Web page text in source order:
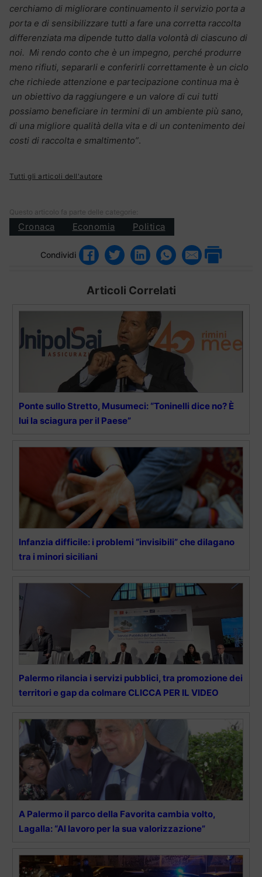
cerchiamo di migliorare continuamento il servizio porta a
porta e di sensibilizzare tutti a fare una corretta raccolta
differenziata ma dipende tutto dalla volontà di ciascuno di
noi. Mi rendo conto che è un impegno, perché produrre
meno rifiuti, separarli e conferirli correttamente è un ciclo
che richiede attenzione e partecipazione continua ma è
un obiettivo da raggiungere e un valore di cui tutti
possiamo beneficiare in termini di un ambiente più sano,
di una migliore qualità della vita e di un contenimento dei
costi di raccolta e smaltimento”.
Tutti gli articoli dell'autore
Questo articolo fa parte delle categorie:
Cronaca Economia Politica
Condividi
Articoli Correlati
Ponte sullo Stretto, Musumeci: “Toninelli dice no? È
lui la sciagura per il Paese”
Infanzia difficile: i problemi “invisibili” che dilagano
tra i minori siciliani
Palermo rilancia i servizi pubblici, tra promozione dei
territori e gap da colmare CLICCA PER IL VIDEO
A Palermo il parco della Favorita cambia volto,
Lagalla: “Al lavoro per la sua valorizzazione”